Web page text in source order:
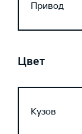
Привод
Цвет
Кузов